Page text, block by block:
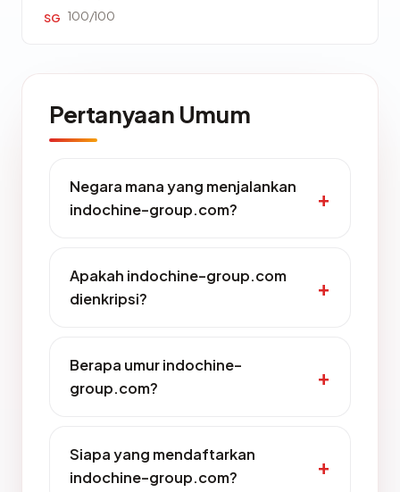
SG 100/100
Pertanyaan Umum
Negara mana yang menjalankan
indochine-group.com?
Apakah indochine-group.com
dienkripsi?
Berapa umur indochine-
group.com?
Siapa yang mendaftarkan
indochine-group.com?